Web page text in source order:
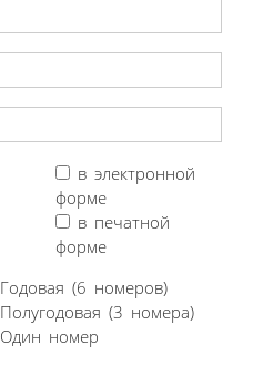
в электронной
форме
в печатной
форме
Годовая (6 номеров)
Полугодовая (3 номера)
Один номер